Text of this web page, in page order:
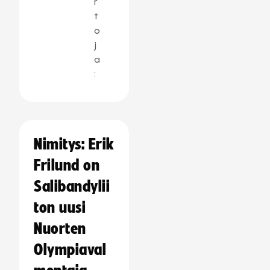
t
o
j
a
:
Nimitys: Erik
Frilund on
Salibandylii
ton uusi
Nuorten
Olympiaval